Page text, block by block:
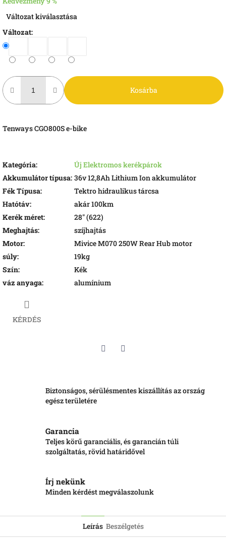
Változat kiválasztása
Változat:
Kosárba
Tenways CGO800S e-bike
Kategória:
Új Elektromos kerékpárok
Akkumulátor típusa: 36v 12,8Ah Lithium Ion akkumulátor
Fék Típusa:
Tektro hidraulikus tárcsa
Hatótáv:
akár 100km
Kerék méret:
28" (622)
Meghajtás:
szíjhajtás
Motor:
Mivice M070 250W Rear Hub motor
súly:
19kg
Szín:
Kék
váz anyaga: alumínium
KÉRDÉS
Biztonságos, sérülésmentes kiszállítás az ország
egész területére
Garancia
Teljes körű garanciális, és garancián túli
szolgáltatás, rövid határidővel
Írj nekünk
Minden kérdést megválaszolunk
Leírás Beszélgetés